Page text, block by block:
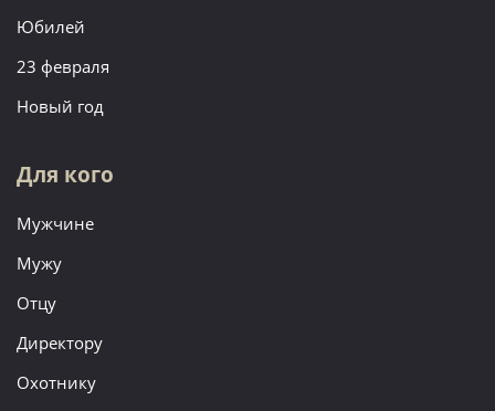
Юбилей
23 февраля
Новый год
Для кого
Мужчине
Мужу
Отцу
Директору
Охотнику